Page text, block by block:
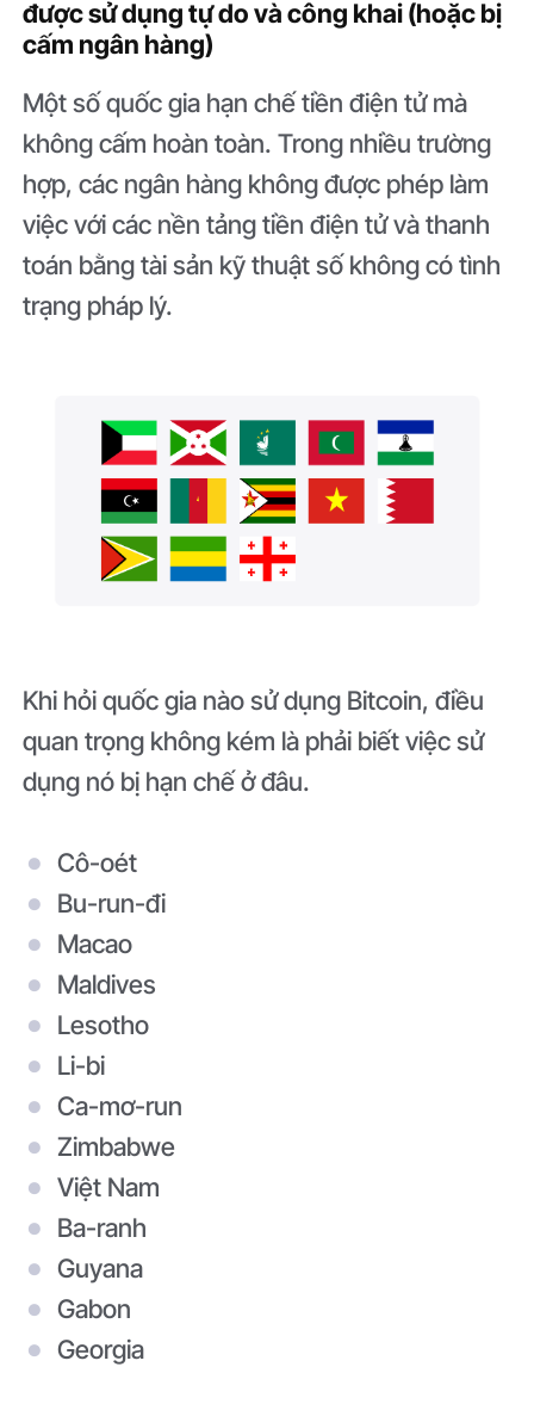
được sử dụng tự do và công khai (hoặc bị
cấm ngân hàng)
Một số quốc gia hạn chế tiền điện tử mà
không cấm hoàn toàn. Trong nhiều trường
hợp, các ngân hàng không được phép làm
việc với các nền tảng tiền điện tử và thanh
toán bằng tài sản kỹ thuật số không có tình
trạng pháp lý.
Khi hỏi quốc gia nào sử dụng Bitcoin, điều
quan trọng không kém là phải biết việc sử
dụng nó bị hạn chế ở đâu.
Cô-oét
Bu-run-đi
Macao
Maldives
Lesotho
Li-bi
Ca-mơ-run
Zimbabwe
Việt Nam
Ba-ranh
Guyana
Gabon
Georgia